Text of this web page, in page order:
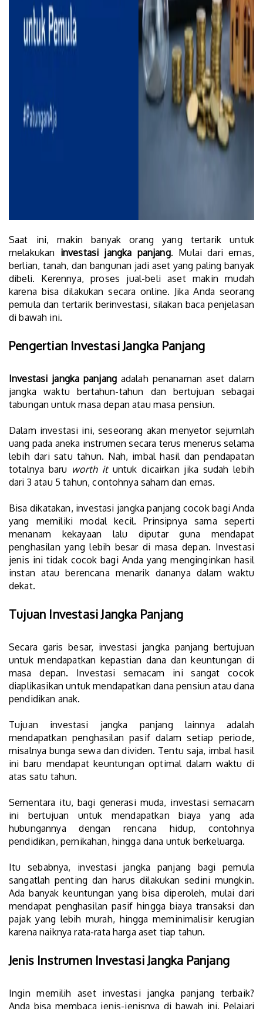
Saat ini, makin banyak orang yang tertarik untuk
melakukan investasi jangka panjang. Mulai dari emas,
berlian, tanah, dan bangunan jadi aset yang paling banyak
dibeli. Kerennya, proses jual-beli aset makin mudah
karena bisa dilakukan secara online. Jika Anda seorang
pemula dan tertarik berinvestasi, silakan baca penjelasan
di bawah ini.
Pengertian Investasi Jangka Panjang
Investasi jangka panjang adalah penanaman aset dalam
jangka waktu bertahun-tahun dan bertujuan sebagai
tabungan untuk masa depan atau masa pensiun.
Dalam investasi ini, seseorang akan menyetor sejumlah
uang pada aneka instrumen secara terus menerus selama
lebih dari satu tahun. Nah, imbal hasil dan pendapatan
totalnya baru worth ituntuk dicairkan jika sudah lebih
dari 3 atau 5 tahun, contohnya saham dan emas.
Bisa dikatakan, investasi jangka panjang cocok bagi Anda
yang memiliki modal kecil. Prinsipnya sama seperti
menanam kekayaan lalu diputar guna mendapat
penghasilan yang lebih besar di masa depan. Investasi
jenis ini tidak cocok bagi Anda yang menginginkan hasil
instan atau berencana menarik dananya dalam waktu
dekat.
Tujuan Investasi Jangka Panjang
Secara garis besar, investasi jangka panjang bertujuan
untuk mendapatkan kepastian dana dan keuntungan di
masa depan. Investasi semacam ini sangat cocok
diaplikasikan untuk mendapatkan dana pensiun atau dana
pendidikan anak.
Tujuan investasi jangka panjang lainnya adalah
mendapatkan penghasilan pasif dalam setiap periode,
misalnya bunga sewa dan dividen. Tentu saja, imbal hasil
ini baru mendapat keuntungan optimal dalam waktu di
atas satu tahun.
Sementara itu, bagi generasi muda, investasi semacam
ini bertujuan untuk mendapatkan biaya yang ada
hubungannya dengan rencana hidup, contohnya
pendidikan, pernikahan, hingga dana untuk berkeluarga.
Itu sebabnya, investasi jangka panjang bagi pemula
sangatlah penting dan harus dilakukan sedini mungkin.
Ada banyak keuntungan yang bisa diperoleh, mulai dari
mendapat penghasilan pasif hingga biaya transaksi dan
pajak yang lebih murah, hingga meminimalisir kerugian
karena naiknya rata-rata harga aset tiap tahun.
Jenis Instrumen Investasi Jangka Panjang
Ingin memilih aset investasi jangka panjang terbaik?
Anda bisa membaca jenis-jenisnya di bawah ini. Pelajari